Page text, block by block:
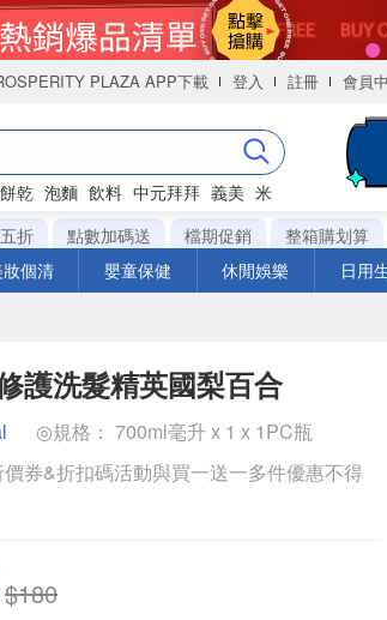
PLAZA APP下載 登入 註冊 會員
餅乾 泡麵 飲料 中元拜拜 義美 米
折 點數加碼送 檔期促銷 整箱購划算
妝個清 嬰童保健 休閒娛樂 日用
護洗髮精英國梨百合
◎規格： 700ml毫升 x 1 x 1PC瓶
券&折扣碼活動與買一送一多件優惠不得
$180